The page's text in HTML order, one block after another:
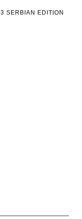
SERBIAN EDITION